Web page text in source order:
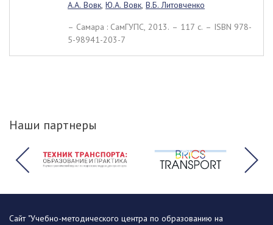
А.А. Вовк, Ю.А. Вовк, В.Б. Литовченко
– Самара : СамГУПС, 2013. – 117 c. – ISBN 978-
5-98941-203-7
Наши партнеры
Сайт "Учебно-методического центра по образованию на